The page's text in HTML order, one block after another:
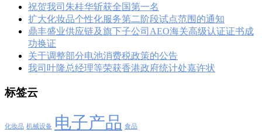
祝贺我司朱桂华斩获全国第一名
扩大化妆品个性化服务第二阶段试点范围的通知
鼎丰盛业供应链及旗下子公司AEO海关高级认证证书成
功换证
关于调整部分电池消费税政策的公告
我司叶隆总经理等荣获香港政府统计处嘉许状
标签云
化妆品 机械设备 电子产品 食品